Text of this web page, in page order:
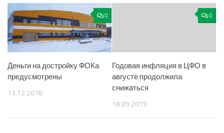
0
Деньги на достройку ФОКа
предусмотрены
13.12.2018
0
Годовая инфляция в ЦФО в
августе продолжила
снижаться
18.09.2019